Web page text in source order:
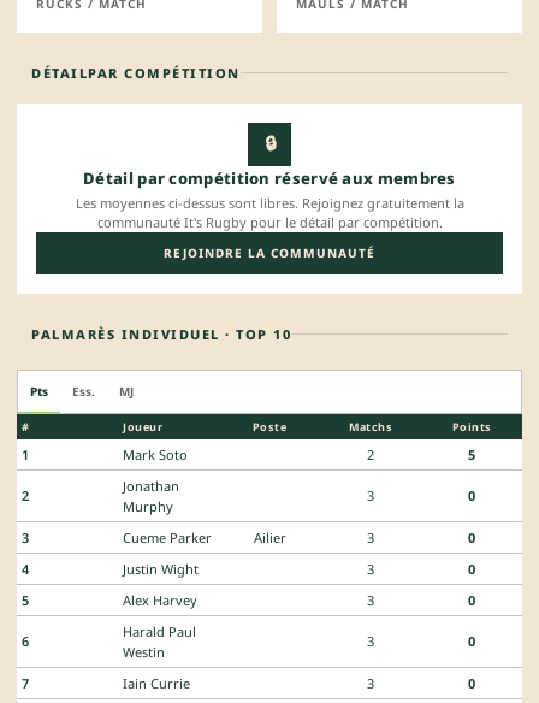
DÉTAILPAR COMPÉTITION
🔒
Détail par compétition réservé aux membres
Les moyennes ci-dessus sont libres. Rejoignez gratuitement la
communauté It's Rugby pour le détail par compétition.
REJOINDRE LA COMMUNAUTÉ
PALMARÈS INDIVIDUEL · TOP 10
Pts Ess. MJ
# Joueur Poste Matchs Points
1 Mark Soto 2 5
2
Jonathan
Murphy
3 0
3 Cueme Parker Ailier 3
0
4
Justin Wight 3
0
5
Alex Harvey 3 0
6
Harald Paul
Westin
3 0
7 Iain Currie 3
0